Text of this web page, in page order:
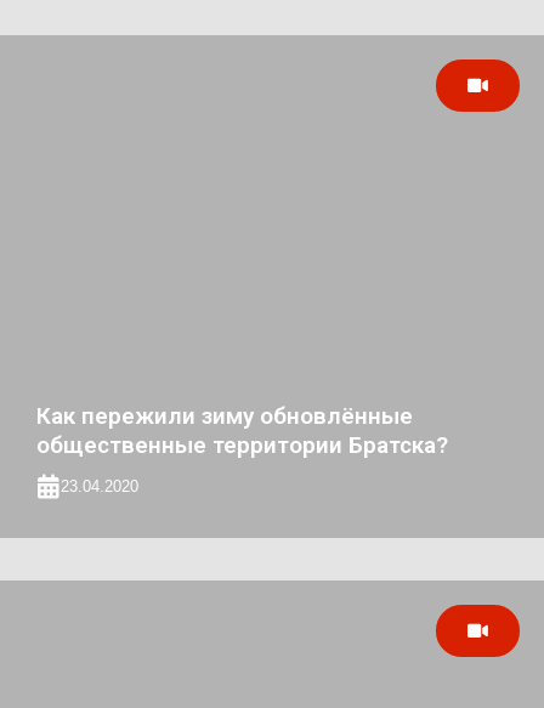
Как пережили зиму обновлённые
общественные территории Братска?
23.04.2020